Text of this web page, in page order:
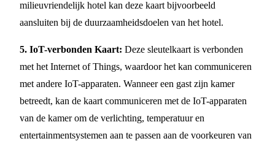
milieuvriendelijk hotel kan deze kaart bijvoorbeeld
aansluiten bij de duurzaamheidsdoelen van het hotel.
5. IoT-verbonden Kaart: Deze sleutelkaart is verbonden
met het Internet of Things, waardoor het kan communiceren
met andere IoT-apparaten. Wanneer een gast zijn kamer
betreedt, kan de kaart communiceren met de IoT-apparaten
van de kamer om de verlichting, temperatuur en
entertainmentsystemen aan te passen aan de voorkeuren van